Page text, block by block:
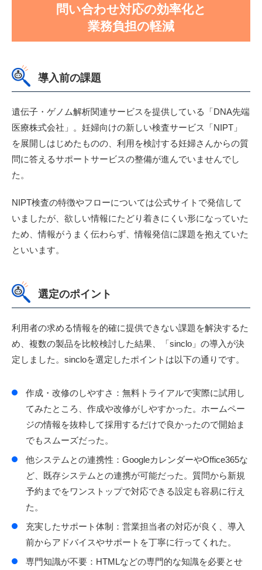
問い合わせ対応の効率化と
業務負担の軽減
導入前の課題
遺伝子・ゲノム解析関連サービスを提供している「DNA先端
医療株式会社」。妊婦向けの新しい検査サービス「NIPT」
を展開しはじめたものの、利用を検討する妊婦さんからの質
問に答えるサポートサービスの整備が進んでいませんでし
た。
NIPT検査の特徴やフローについては公式サイトで発信して
いましたが、欲しい情報にたどり着きにくい形になっていた
ため、情報がうまく伝わらず、情報発信に課題を抱えていた
といいます。
選定のポイント
利用者の求める情報を的確に提供できない課題を解決するた
め、複数の製品を比較検討した結果、「sinclo」の導入が決
定しました。sincloを選定したポイントは以下の通りです。
作成・改修のしやすさ：無料トライアルで実際に試用し
てみたところ、作成や改修がしやすかった。ホームペー
ジの情報を抜粋して採用するだけで良かったので開始ま
でもスムーズだった。
他システムとの連携性：GoogleカレンダーやOffice365な
ど、既存システムとの連携が可能だった。質問から新規
予約までをワンストップで対応できる設定も容易に行え
た。
充実したサポート体制：営業担当者の対応が良く、導入
前からアドバイスやサポートを丁寧に行ってくれた。
専門知識が不要：HTMLなどの専門的な知識を必要とせ